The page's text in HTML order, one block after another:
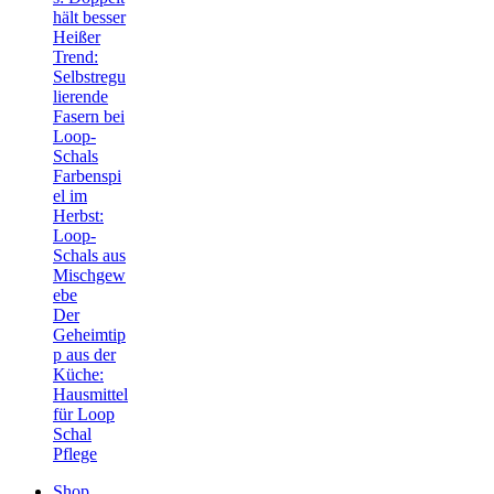
hält besser
Heißer
Trend:
Selbstregu
lierende
Fasern bei
Loop-
Schals
Farbenspi
el im
Herbst:
Loop-
Schals aus
Mischgew
ebe
Der
Geheimtip
p aus der
Küche:
Hausmittel
für Loop
Schal
Pflege